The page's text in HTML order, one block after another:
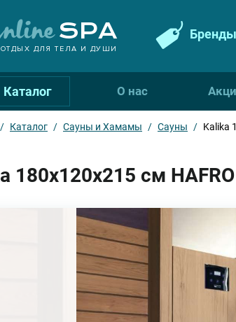
ОТДЫХ ДЛЯ ТЕЛА И ДУШИ
Бренды
Каталог О нас
/ Каталог / Сауны и Хамамы / Сауны / Kalika
180x120x215 см